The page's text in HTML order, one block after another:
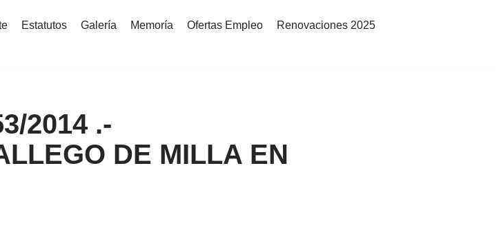
Estatutos Galería Memoría Ofertas Empleo
Renovaciones 2025
2014 .-
DE MILLA EN